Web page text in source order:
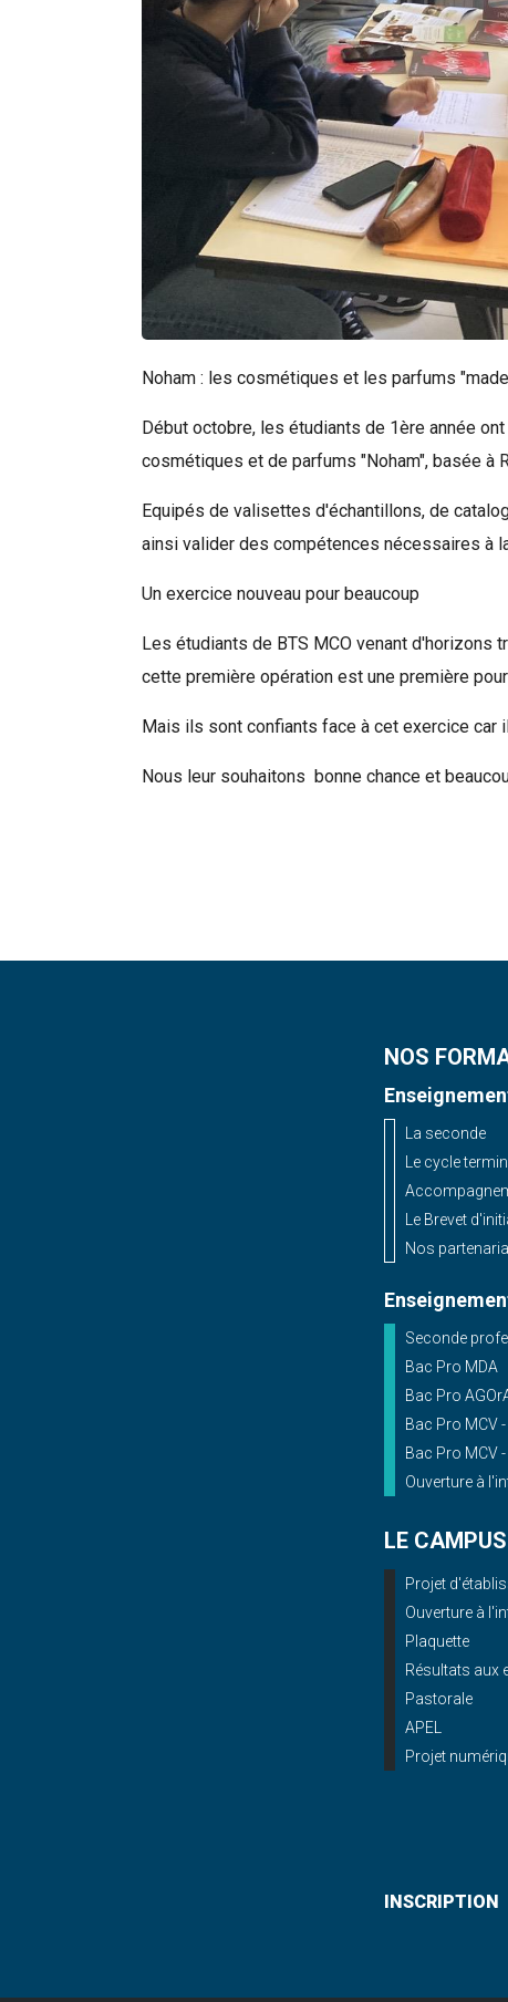
Noham : les cosmétiques et les parfums
Début octobre, les étudiants de 1ère année
cosmétiques et de parfums "Noham", basée à
Equipés de valisettes d'échantillons, de
ainsi valider des compétences nécessaires à
Un exercice nouveau pour beaucoup
Les étudiants de BTS MCO venant
cette première opération est une première
Mais ils sont confiants face à cet exercice car
Nous leur souhaitons bonne chance et
Rechercher
NOS
La seconde
Le cycle
Le Brevet
Nos
Seconde
Bac Pro MDA
Bac Pro
Bac Pro MCV
Bac Pro MCV
Ouverture à
LE CAMPUS
Projet
Ouverture à
Plaquette
Résultats aux
Pastorale
APEL
Projet
INSCRIPTION